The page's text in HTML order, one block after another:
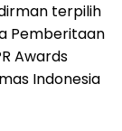
terpilih
Pemberitaan
Awards
Indonesia